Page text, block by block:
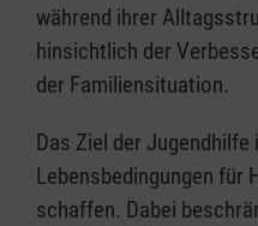
während ihrer
hinsichtlich der
der Familiensituation.
Das Ziel der
Lebensbedingungen für
schaffen. Dabei